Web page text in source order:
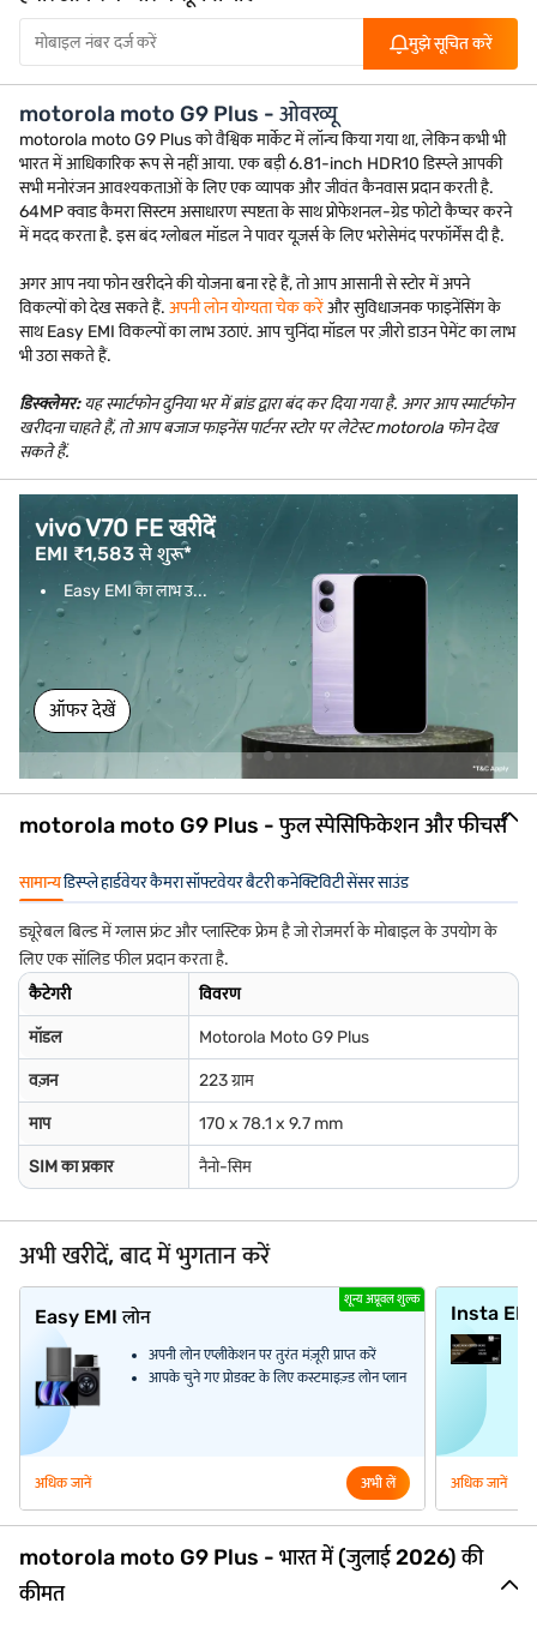
मुझे सूचित करें
motorola moto G9 Plus - ओवरव्यू
motorola moto G9 Plus को वैश्विक मार्केट में लॉन्च किया गया था, लेकिन कभी भी
भारत में आधिकारिक रूप से नहीं आया. एक बड़ी 6.81-inch HDR10 डिस्प्ले आपकी
सभी मनोरंजन आवश्यकताओं के लिए एक व्यापक और जीवंत कैनवास प्रदान करती है.
64MP क्वाड कैमरा सिस्टम असाधारण स्पष्टता के साथ प्रोफेशनल-ग्रेड फोटो कैप्चर करने
में मदद करता है. इस बंद ग्लोबल मॉडल ने पावर यूज़र्स के लिए भरोसेमंद परफॉर्मेंस दी है.
अगर आप नया फोन खरीदने की योजना बना रहे हैं, तो आप आसानी से स्टोर में अपने
विकल्पों को देख सकते हैं. अपनी लोन योग्यता चेक करेंऔर सुविधाजनक फाइनेंसिंग के
साथ Easy EMI विकल्पों का लाभ उठाएं. आप चुनिंदा मॉडल पर ज़ीरो डाउन पेमेंट का लाभ
भी उठा सकते हैं.
डिस्क्लेमर:यह स्मार्टफोन दुनिया भर में ब्रांड द्वारा बंद कर दिया गया है. अगर आप स्मार्टफोन
खरीदना चाहते हैं, तो आप बजाज फाइनेंस पार्टनर स्टोर पर लेटेस्ट motorola फोन देख
सकते हैं.
vivo V70 FE खरीदें
EMI ₹1,583 से शुरू*
Easy EMI का लाभ उ...
ऑफर देखें
motorola moto G9 Plus - फुल स्पेसिफिकेशन और फीचर्स
सामान्यडिस्प्लेहार्डवेयरकैमरासॉफ्टवेयरबैटरीकनेक्टिविटीसेंसरसाउंड
ड्यूरेबल बिल्ड में ग्लास फ्रंट और प्लास्टिक फ्रेम है जो रोजमर्रा के मोबाइल के उपयोग के
लिए एक सॉलिड फील प्रदान करता है.
कैटेगरी
विवरण
मॉडल Motorola Moto G9 Plus
वज़न 223 ग्राम
माप 170 x 78.1 x 9.7 mm
SIM का प्रकार नैनो-सिम
अभी खरीदें, बाद में भुगतान करें
शून्य अप्रूवल शुल्क
Easy EMI लोन
अपनी लोन एप्लीकेशन पर तुरंत मंज़ूरी प्राप्त करें
आपके चुने गए प्रोडक्ट के लिए कस्टमाइज़्ड लोन प्लान
अधिक जानें अभी लें
Insta
अधिक जानें
motorola moto G9 Plus - भारत में (जुलाई 2026) की
कीमत